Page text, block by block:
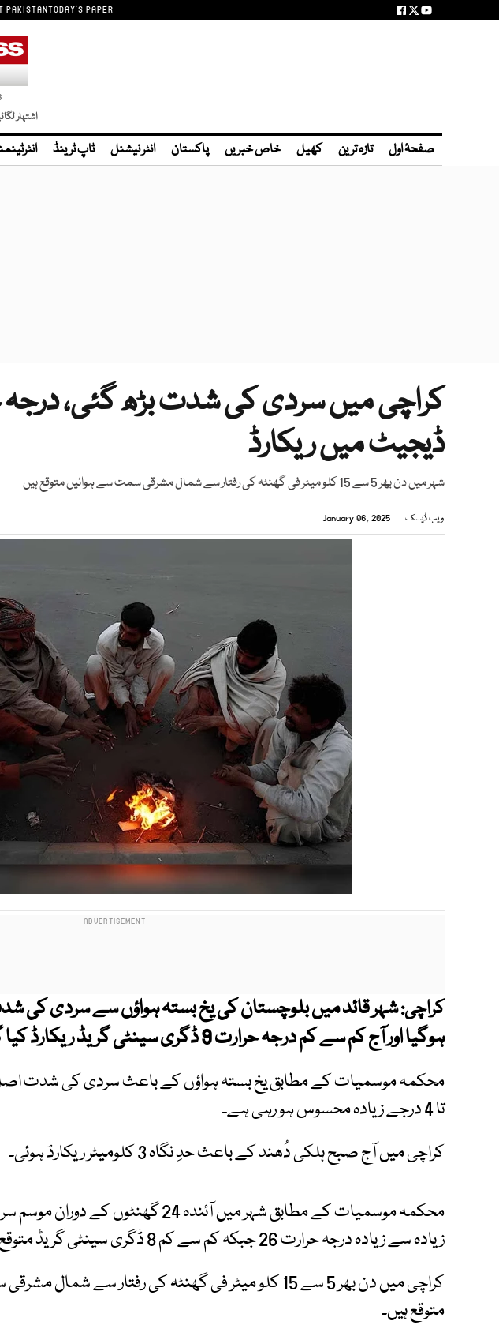
PAKISTANTODAY'S PAPER
اشتہار
صفحۂ اول تازہ ترین کھیل خاص خبریں پاکستان انٹر نیشنل ٹاپ ٹرینڈ
کراچی میں سردی کی شدت بڑھ گئی،
ڈیجیٹ میں ریکارڈ
شہر میں دن بھر 5 سے 15 کلو میٹر فی گھنٹہ کی رفتار سے شمال مشرقی سمت سے ہوائیں متوقع ہیں
ویب ڈیسک January 06, 2025
کراچی:شہر قائد میں بلوچستان کی یخ بستہ ہواؤں سے سردی کی
ہوگیا اور آج کم سے کم درجہ حرارت 9 ڈگری سینٹی گریڈ ریکارڈ کیا گیا۔
تا 4 درجے زیادہ محسوس ہو رہی ہے۔
کراچی میں آج صبح ہلکی دُھند کے باعث حدِ نگاہ 3 کلومیٹر ریکارڈ ہوئی۔
محکمہ موسمیات کے مطابق شہر میں آئندہ 24
زیادہ سے زیادہ درجہ حرارت 26 جبکہ کم سے کم 8 ڈگری سینٹی گریڈ متوقع ہے۔
کراچی میں دن بھر 5 سے 15 کلو میٹر فی گھنٹہ کی رفتار سے
متوقع ہیں۔